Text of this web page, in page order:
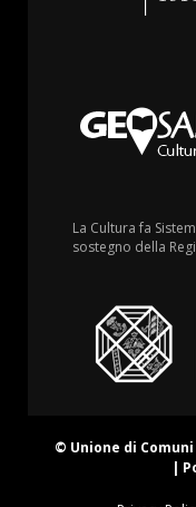
La Cultura fa
sostegno della
© Unione di Comuni
|